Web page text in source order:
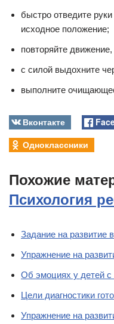
быстро отведите
исходное положение;
повторяйте
с силой выдохните
выполните
Вконтакте
Одноклассники
Похожие
Психология
Задание на развитие
Упражнение на
Об эмоциях у детей
Цели диагностики
Упражнение на